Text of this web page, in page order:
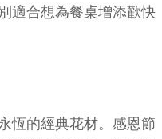
適合想為餐桌增添歡快
恆的經典花材。感恩節